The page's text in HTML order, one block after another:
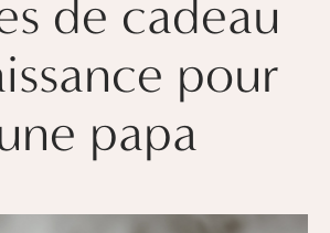
de cadeau
pour
papa